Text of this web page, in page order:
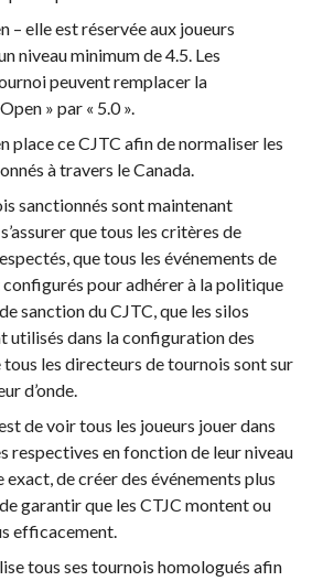
– elle est réservée aux joueurs
niveau minimum de 4.5. Les
peuvent remplacer la
» par « 5.0 ».
place ce CJTC afin de normaliser les
à travers le Canada.
sanctionnés sont maintenant
que tous les critères de
que tous les événements de
pour adhérer à la politique
sanction du CJTC, que les silos
utilisés dans la configuration des
les directeurs de tournois sont sur
d’onde.
de voir tous les joueurs jouer dans
respectives en fonction de leur niveau
de créer des événements plus
garantir que les CTJC montent ou
efficacement.
tous ses tournois homologués afin